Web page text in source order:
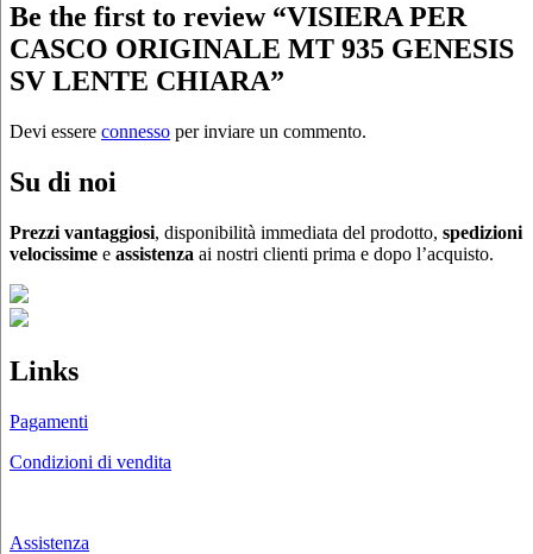
Be the first to review “VISIERA PER
CASCO ORIGINALE MT 935 GENESIS
SV LENTE CHIARA”
Devi essere connesso per inviare un commento.
Su di noi
Prezzi vantaggiosi, disponibilità immediata del prodotto, spedizioni
velocissime e assistenza ai nostri clienti prima e dopo l’acquisto.
Links
Pagamenti
Condizioni di vendita
Assistenza